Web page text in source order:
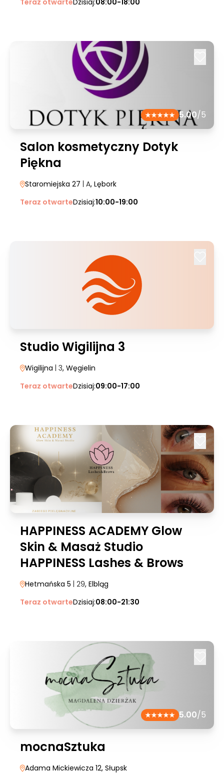
Teraz otwarteDzisiaj:08:00-18:00
5.00/5
Salon kosmetyczny Dotyk
Piękna
Staromiejska 27 | A, Lębork
Teraz otwarteDzisiaj:10:00-19:00
Studio Wigilijna 3
Wigilijna | 3, Węgielin
Teraz otwarteDzisiaj:09:00-17:00
HAPPINESS ACADEMY Glow
Skin & Masaż Studio
HAPPINESS Lashes & Brows
Hetmańska 5 | 29, Elbląg
Teraz otwarteDzisiaj:08:00-21:30
5.00/5
mocnaSztuka
Adama Mickiewicza 12, Słupsk